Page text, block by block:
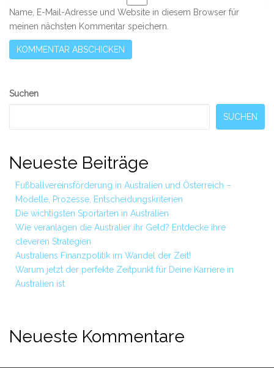
Name, E-Mail-Adresse und Website in diesem Browser für
meinen nächsten Kommentar speichern.
Secondary
Suchen
SUCHEN
Neueste Beiträge
Fußballvereinsförderung in Australien und Österreich –
Modelle, Prozesse, Entscheidungskriterien
Die wichtigsten Sportarten in Australien
Wie veranlagen die Australier ihr Geld? Entdecke ihre
cleveren Strategien
Australiens Finanzpolitik im Wandel der Zeit!
Warum jetzt der perfekte Zeitpunkt für Deine Karriere in
Australien ist
Neueste Kommentare